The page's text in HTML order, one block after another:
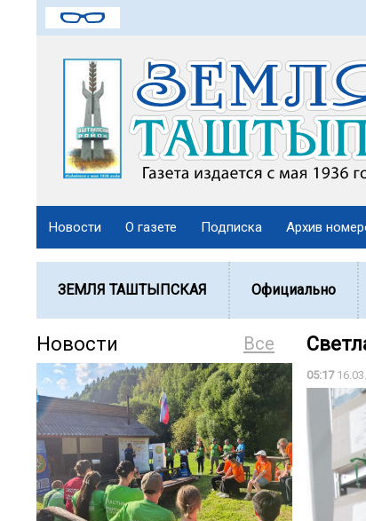
Новости О газете Подписка Архив
ЗЕМЛЯ ТАШТЫПСКАЯ Официально
Все
Новости
05:17